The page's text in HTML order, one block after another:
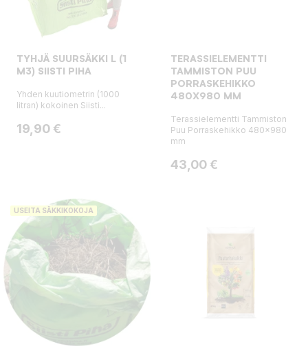
TYHJÄ SUURSÄKKI L (1
M3) SIISTI PIHA
Yhden kuutiometrin (1000
litran) kokoinen Siisti...
Hinta
19,90 €
TERASSIELEMENTTI
TAMMISTON PUU
PORRASKEHIKKO
480X980 MM
Terassielementti Tammiston
Puu Porraskehikko 480x980
mm
Hinta
43,00 €
USEITA SÄKKIKOKOJA